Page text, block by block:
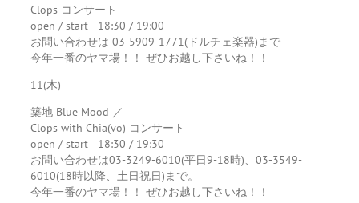
Clops コンサート
open / start 18:30 / 19:00
お問い合わせは 03-5909-1771(ドルチェ楽器)まで
今年一番のヤマ場！！ ぜひお越し下さいね！！
11(木)
築地 Blue Mood ／
Clops with Chia(vo) コンサート
open / start 18:30 / 19:30
お問い合わせは03-3249-6010(平日9-18時)、03-3549-
6010(18時以降、土日祝日)まで。
今年一番のヤマ場！！ ぜひお越し下さいね！！